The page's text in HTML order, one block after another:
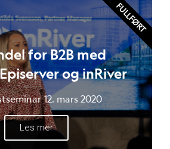
for B2B med
og inRiver
12. mars 2020
Les mer
FULLFØRT